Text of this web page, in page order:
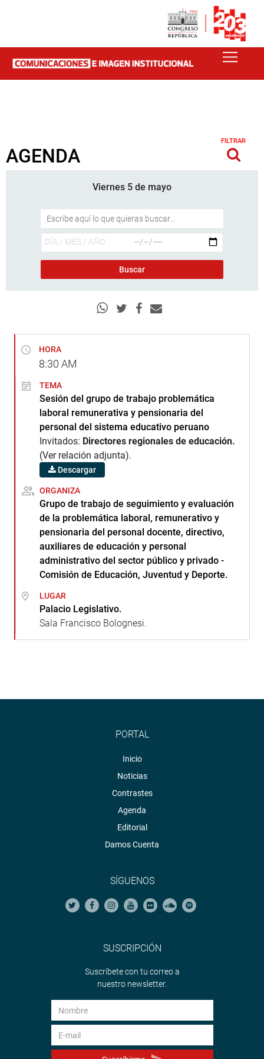
AGENDA
FILTRAR
Viernes 5 de mayo
HORA
8:30 AM
TEMA
Sesión del grupo de trabajo problemática
laboral remunerativa y pensionaria del
personal del sistema educativo peruano
Invitados: Directores regionales de educación.
(Ver relación adjunta).
Descargar
ORGANIZA
Grupo de trabajo de seguimiento y evaluación
de la problemática laboral, remunerativo y
pensionaria del personal docente, directivo,
auxiliares de educación y personal
administrativo del sector público y privado -
Comisión de Educación, Juventud y Deporte.
LUGAR
Palacio Legislativo.
Sala Francisco Bolognesi.
PORTAL
Inicio
Noticias
Contrastes
Agenda
Editorial
Damos Cuenta
SÍGUENOS
SUSCRIPCIÓN
Suscríbete con tu correo a
nuestro newsletter.